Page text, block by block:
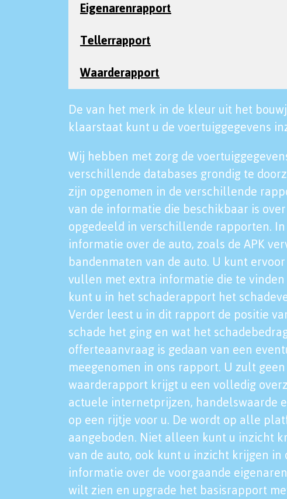
Eigenarenrapport
Tellerrapport
Waarderapport
De van het merk in de kleur uit het
klaarstaat kunt u de voertuiggegevens
Wij hebben met zorg de
verschillende databases grondig te
zijn opgenomen in de verschillende
van de informatie die beschikbaar is
opgedeeld in verschillende rapporten.
informatie over de auto, zoals de APK
bandenmaten van de auto. U kunt
vullen met extra informatie die te
kunt u in het schaderapport het
Verder leest u in dit rapport de positie
schade het ging en wat het
offerteaanvraag is gedaan van een
meegenomen in ons rapport. U zult
waarderapport krijgt u een volledig
actuele internetprijzen, handelswaarde
op een rijtje voor u. De wordt op alle
aangeboden. Niet alleen kunt u inzicht
van de auto, ook kunt u inzicht krijgen
informatie over de voorgaande
wilt zien en upgrade het basisrapport